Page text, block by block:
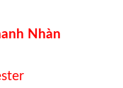
Nhàn